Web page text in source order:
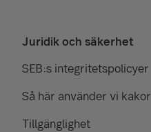
Juridik och säkerhet
SEB:s integritetspolicyer
Så här använder vi kakor
Tillgänglighet